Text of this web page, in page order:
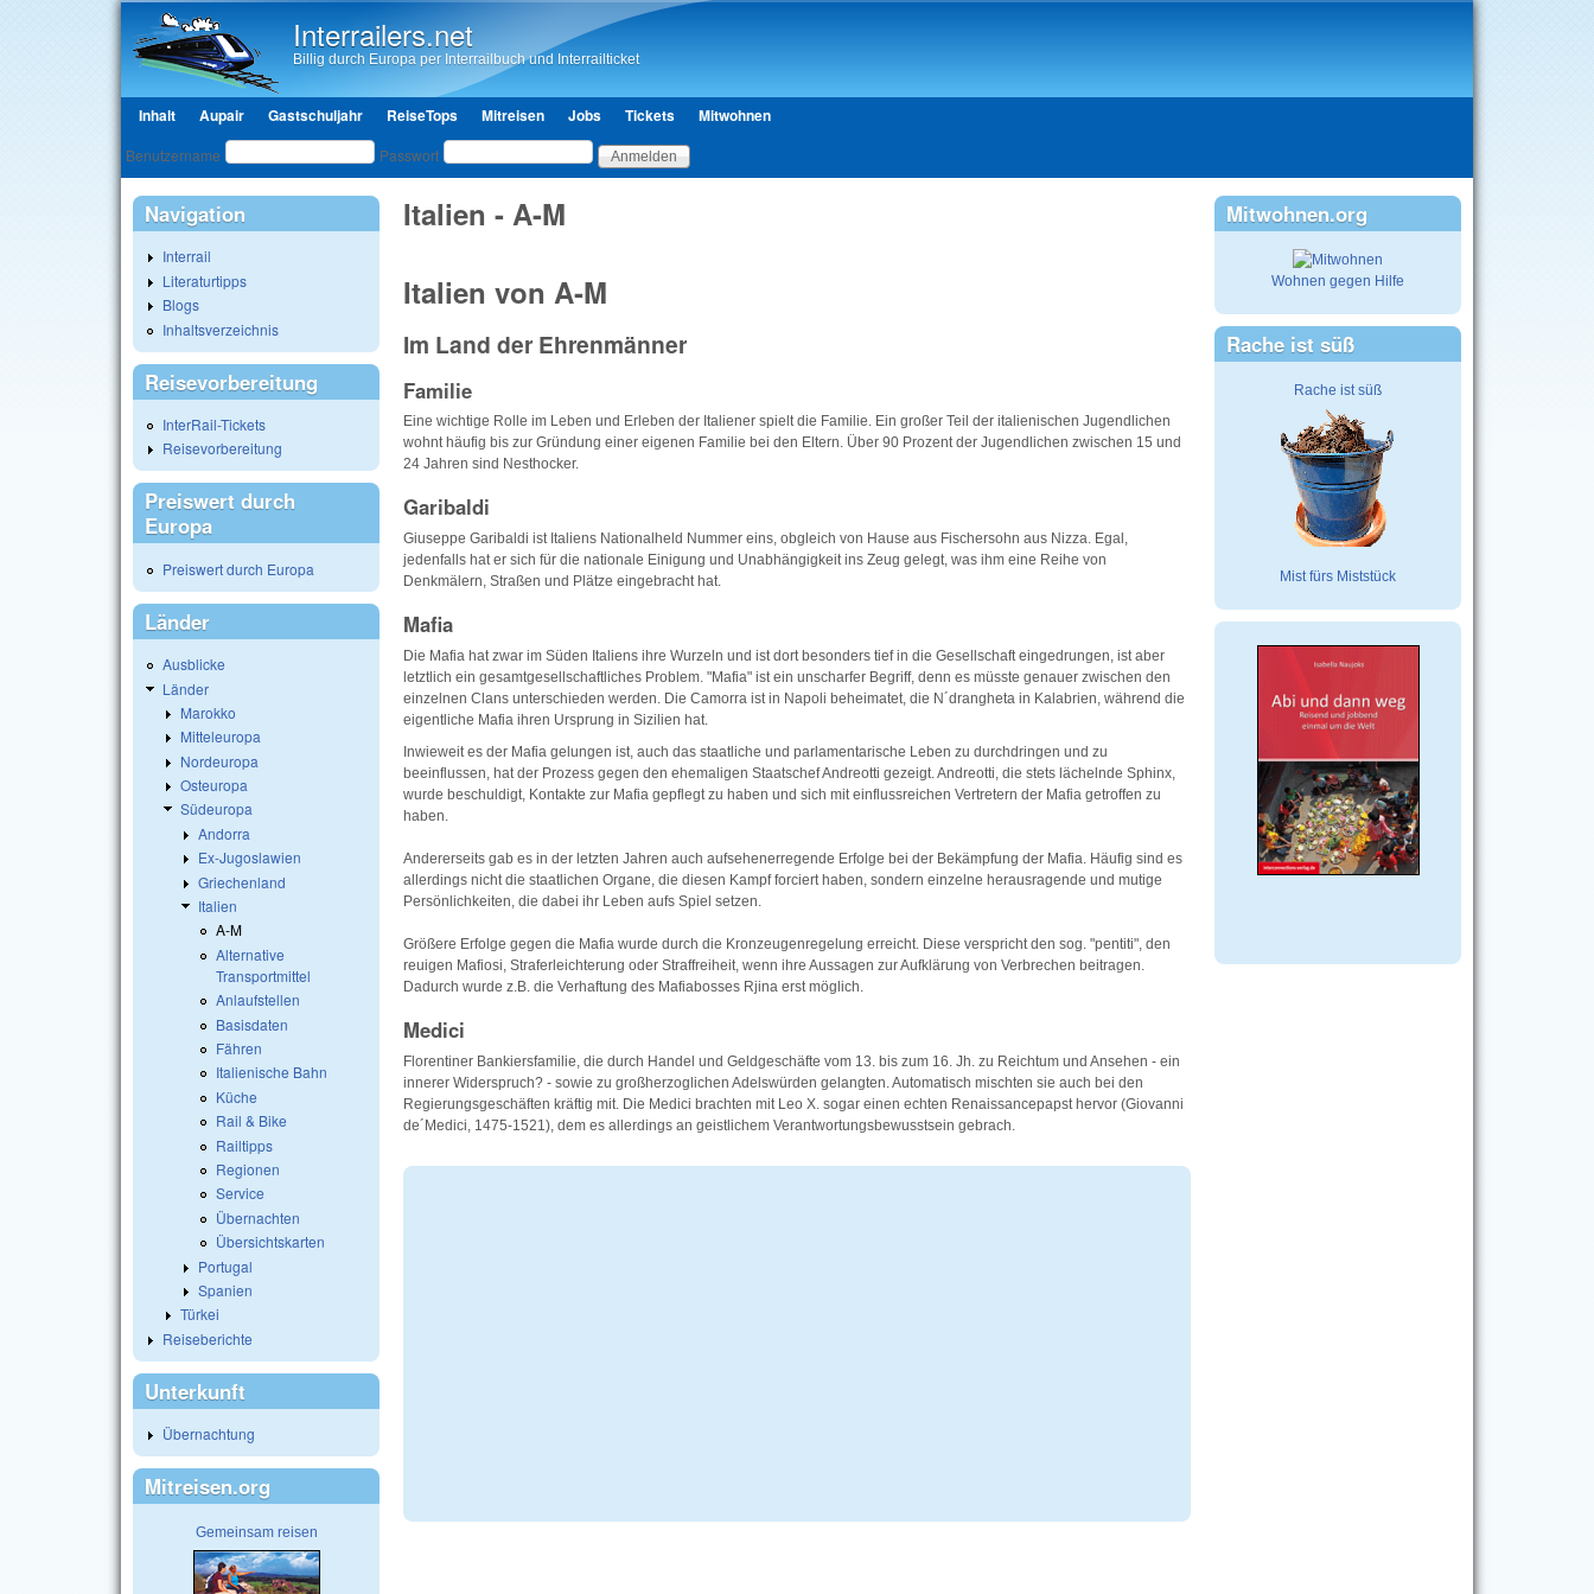
Interrailers.net
Billig durch Europa per Interrailbuch und Interrailticket
Hauptmenü
Inhalt Aupair Gastschuljahr ReiseTops Mitreisen Jobs Tickets Mitwohnen
Benutzeranmeldung
Benutzername Passwort
Italien - A-M
Italien von A-M
Im Land der Ehrenmänner
Familie
Eine wichtige Rolle im Leben und Erleben der Italiener spielt die Familie. Ein großer Teil der italienischen Jugendlichen
wohnt häufig bis zur Gründung einer eigenen Familie bei den Eltern. Über 90 Prozent der Jugendlichen zwischen 15 und
24 Jahren sind Nesthocker.
Garibaldi
Giuseppe Garibaldi ist Italiens Nationalheld Nummer eins, obgleich von Hause aus Fischersohn aus Nizza. Egal,
jedenfalls hat er sich für die nationale Einigung und Unabhängigkeit ins Zeug gelegt, was ihm eine Reihe von
Denkmälern, Straßen und Plätze eingebracht hat.
Mafia
Die Mafia hat zwar im Süden Italiens ihre Wurzeln und ist dort besonders tief in die Gesellschaft eingedrungen, ist aber
letztlich ein gesamtgesellschaftliches Problem. "Mafia" ist ein unscharfer Begriff, denn es müsste genauer zwischen den
einzelnen Clans unterschieden werden. Die Camorra ist in Napoli beheimatet, die N´drangheta in Kalabrien, während die
eigentliche Mafia ihren Ursprung in Sizilien hat.
Inwieweit es der Mafia gelungen ist, auch das staatliche und parlamentarische Leben zu durchdringen und zu
beeinflussen, hat der Prozess gegen den ehemaligen Staatschef Andreotti gezeigt. Andreotti, die stets lächelnde Sphinx,
wurde beschuldigt, Kontakte zur Mafia gepflegt zu haben und sich mit einflussreichen Vertretern der Mafia getroffen zu
haben.
Andererseits gab es in der letzten Jahren auch aufsehenerregende Erfolge bei der Bekämpfung der Mafia. Häufig sind es
allerdings nicht die staatlichen Organe, die diesen Kampf forciert haben, sondern einzelne herausragende und mutige
Persönlichkeiten, die dabei ihr Leben aufs Spiel setzen.
Größere Erfolge gegen die Mafia wurde durch die Kronzeugenregelung erreicht. Diese verspricht den sog. "pentiti", den
reuigen Mafiosi, Straferleichterung oder Straffreiheit, wenn ihre Aussagen zur Aufklärung von Verbrechen beitragen.
Dadurch wurde z.B. die Verhaftung des Mafiabosses Rjina erst möglich.
Medici
Florentiner Bankiersfamilie, die durch Handel und Geldgeschäfte vom 13. bis zum 16. Jh. zu Reichtum und Ansehen - ein
innerer Widerspruch? - sowie zu großherzoglichen Adelswürden gelangten. Automatisch mischten sie auch bei den
Regierungsgeschäften kräftig mit. Die Medici brachten mit Leo X. sogar einen echten Renaissancepapst hervor (Giovanni
de´Medici, 1475-1521), dem es allerdings an geistlichem Verantwortungsbewusstsein gebrach.
Navigation
Interrail
Literaturtipps
Blogs
Inhaltsverzeichnis
Reisevorbereitung
InterRail-Tickets
Reisevorbereitung
Preiswert durch
Europa
Preiswert durch Europa
Länder
Ausblicke
Länder
Marokko
Mitteleuropa
Nordeuropa
Osteuropa
Südeuropa
Andorra
Ex-Jugoslawien
Griechenland
Italien
A-M
Alternative
Transportmittel
Anlaufstellen
Basisdaten
Fähren
Italienische Bahn
Küche
Rail & Bike
Railtipps
Regionen
Service
Übernachten
Übersichtskarten
Portugal
Spanien
Türkei
Reiseberichte
Unterkunft
Übernachtung
Mitreisen.org
Gemeinsam reisen
Mitwohnen.org
Wohnen gegen Hilfe
Rache ist süß
Rache ist süß
Mist fürs Miststück